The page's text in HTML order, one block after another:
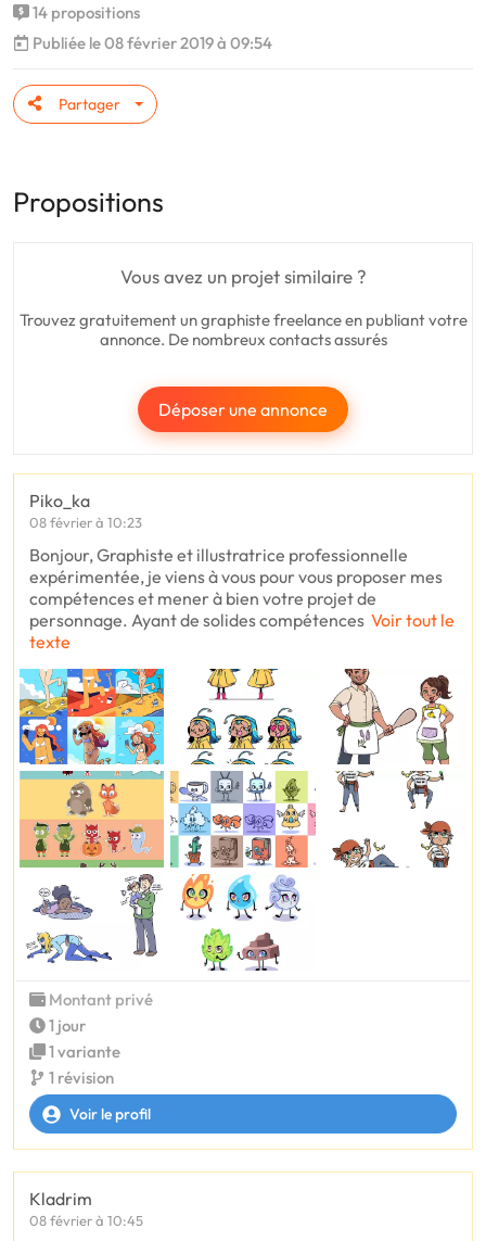
14 propositions
Publiée le 08 février 2019 à 09:54
Partager
Propositions
Vous avez un projet similaire ?
Trouvez gratuitement un graphiste freelance en publiant votre
annonce. De nombreux contacts assurés
Déposer une annonce
Piko_ka
08 février à 10:23
Bonjour, Graphiste et illustratrice professionnelle
expérimentée, je viens à vous pour vous proposer mes
compétences et mener à bien votre projet de
personnage. Ayant de solides compétences Voir tout le
texte
Montant privé
1 jour
1 variante
1 révision
Voir le profil
Kladrim
08 février à 10:45